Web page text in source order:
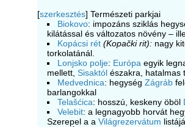
[szerkesztés] Természeti parkjai
Biokovo: impozáns sziklás
kilátással és változatos növény –
Kopácsi rét (Kopački rit): nagy
torkolatánál.
Lonjsko polje: Európa egyik
mellett, Sisaktól északra, hatalmas
Medvednica: hegység Zágráb
barlangokkal
Telašćica: hosszú, keskeny öböl
Velebit: a legnagyobb horvát
Szerepel a a Világrezervátum